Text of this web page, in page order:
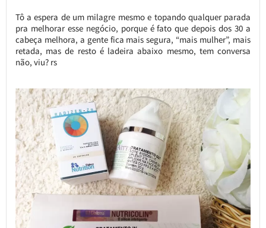
Tô a espera de um milagre mesmo e topando qualquer parada
pra melhorar esse negócio, porque é fato que depois dos 30 a
cabeça melhora, a gente fica mais segura, “mais mulher”, mais
retada, mas de resto é ladeira abaixo mesmo, tem conversa
não, viu? rs